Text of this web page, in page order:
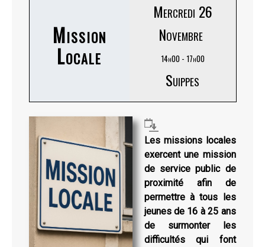
Mission
Locale
Mercredi 26
Novembre
14h00 - 17h00
Suippes
Les missions locales
exercent une mission
de service public de
proximité afin de
permettre à tous les
jeunes de 16 à 25 ans
de surmonter les
difficultés qui font